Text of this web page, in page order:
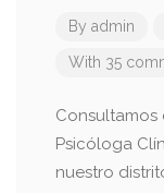
By admin
With 35
Consultamos
Psicóloga
nuestro